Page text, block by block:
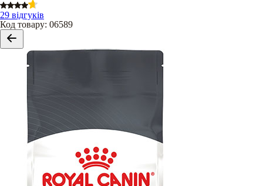
29 відгуків
Код товару: 06589